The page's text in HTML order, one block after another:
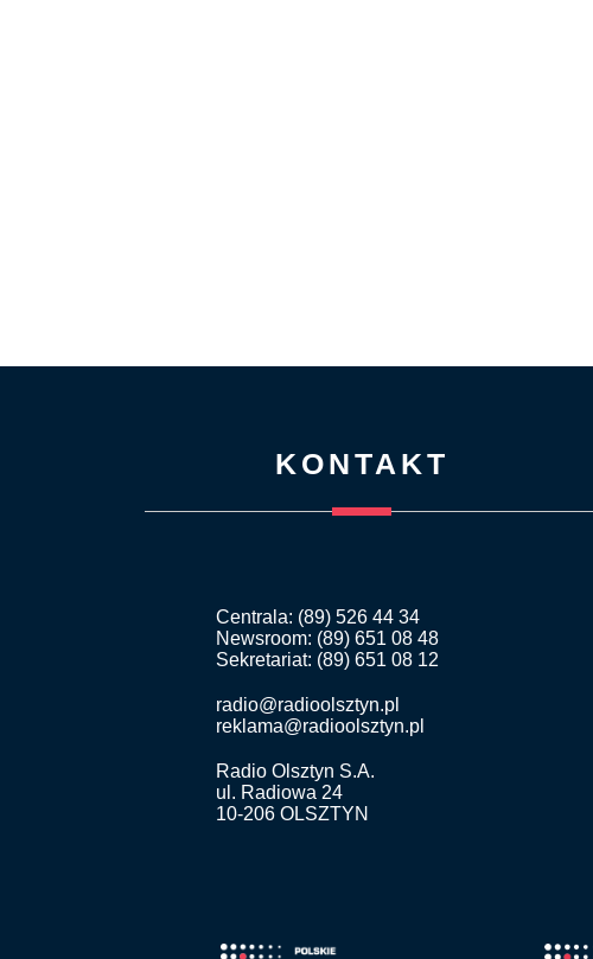
KONTAKT
Centrala: (89) 526 44 34
Newsroom: (89) 651 08 48
Sekretariat: (89) 651 08 12
radio@radioolsztyn.pl
reklama@radioolsztyn.pl
Radio Olsztyn S.A.
ul. Radiowa 24
10-206 OLSZTYN